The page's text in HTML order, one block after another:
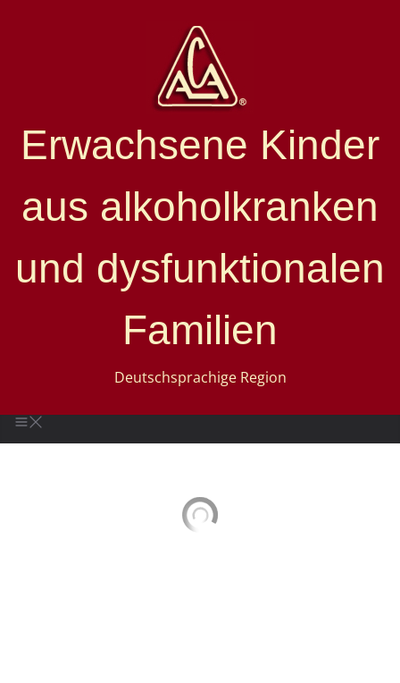
Erwachsene Kinder
aus alkoholkranken
und dysfunktionalen
Familien
Deutschsprachige Region